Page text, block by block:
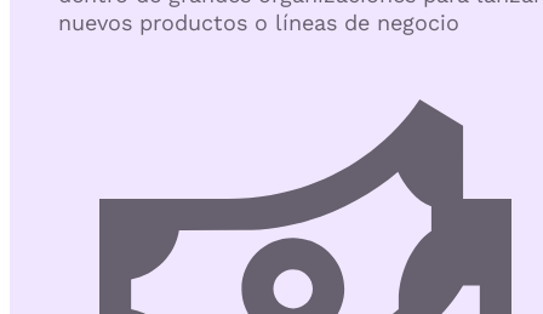
nuevos productos o líneas de negocio